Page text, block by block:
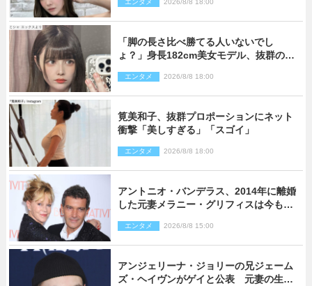
エンタメ 2026/8/8 18:00
「脚の長さ比べ勝てる人いないでし
ょ？」身長182cm美女モデル、抜群のプ
エンタメ 2026/8/8 18:00
筧美和子、抜群プロポーションにネット
衝撃「美しすぎる」「スゴイ」
エンタメ 2026/8/8 18:00
アントニオ・バンデラス、2014年に離婚
した元妻メラニー・グリフィスは今も
エンタメ 2026/8/8 15:00
アンジェリーナ・ジョリーの兄ジェーム
ズ・ヘイヴンがゲイと公表 元妻の生配